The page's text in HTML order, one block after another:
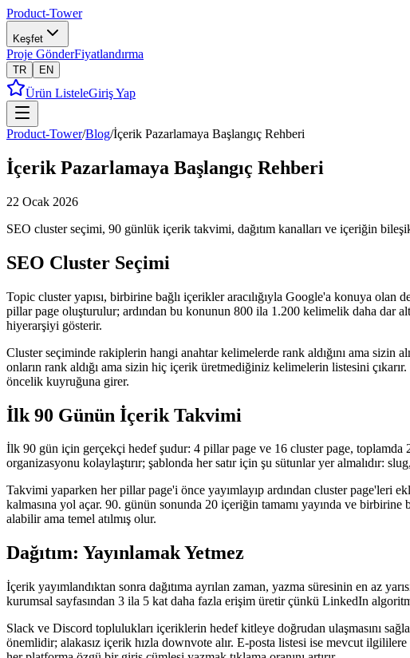
Product-Tower
Keşfet
Proje GönderFiyatlandırma
TR EN
Ürün ListeleGiriş Yap
Product-Tower/Blog/İçerik Pazarlamaya Başlangıç Rehberi
İçerik Pazarlamaya Başlangıç Rehberi
22 Ocak 2026
SEO cluster seçimi, 90 günlük içerik takvimi, dağıtım kanalları ve içeriğin
SEO Cluster Seçimi
Topic cluster yapısı, birbirine bağlı içerikler aracılığıyla Google'a konuya
pillar page oluşturulur; ardından bu konunun 800 ila 1.200 kelimelik daha dar
hiyerarşiyi gösterir.
Cluster seçiminde rakiplerin hangi anahtar kelimelerde rank aldığını ama sizin
onların rank aldığı ama sizin hiç içerik üretmediğiniz kelimelerin listesini
öncelik kuyruğuna girer.
İlk 90 Günün İçerik Takvimi
İlk 90 gün için gerçekçi hedef şudur: 4 pillar page ve 16 cluster page,
organizasyonu kolaylaştırır; şablonda her satır için şu sütunlar yer almalıdır:
Takvimi yaparken her pillar page'i önce yayımlayıp ardından cluster page'leri
kalmasına yol açar. 90. günün sonunda 20 içeriğin tamamı yayında ve
alabilir ama temel atılmış olur.
Dağıtım: Yayınlamak Yetmez
İçerik yayımlandıktan sonra dağıtıma ayrılan zaman, yazma süresinin en az
kurumsal sayfasından 3 ila 5 kat daha fazla erişim üretir çünkü LinkedIn
Slack ve Discord toplulukları içeriklerin hedef kitleye doğrudan ulaşmasını
önemlidir; alakasız içerik hızla downvote alır. E-posta listesi ise mevcut